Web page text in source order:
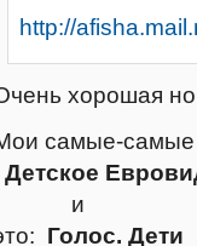
http://
хорошая
самые-
Детское
и
Голос. Дети